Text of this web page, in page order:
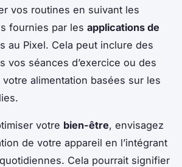
vos routines en suivant les
fournies par les applications de
au Pixel. Cela peut inclure des
vos séances d’exercice ou des
alimentation basées sur les
votre bien-être, envisagez
de votre appareil en l’intégrant
Cela pourrait signifier